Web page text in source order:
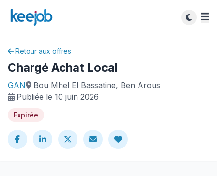
Retour aux offres
Chargé Achat Local
GAN
Bou Mhel El Bassatine, Ben Arous
Publiée le 10 juin 2026
Expirée